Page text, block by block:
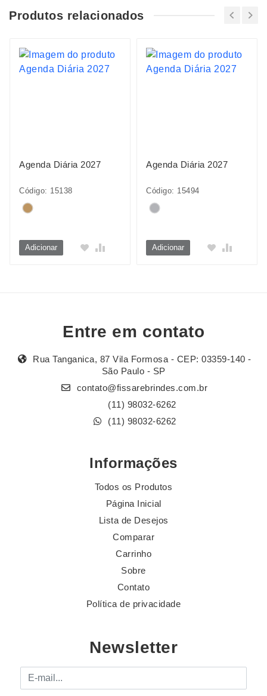
Produtos relacionados
Agenda Diária 2027
Código: 15138
Adicionar
Agenda Diária 2027
Código: 15494
Adicionar
Entre em contato
Rua Tanganica, 87 Vila Formosa - CEP: 03359-140 -
São Paulo - SP
contato@fissarebrindes.com.br
(11) 98032-6262
(11) 98032-6262
Informações
Todos os Produtos
Página Inicial
Lista de Desejos
Comparar
Carrinho
Sobre
Contato
Política de privacidade
Newsletter
E-mail